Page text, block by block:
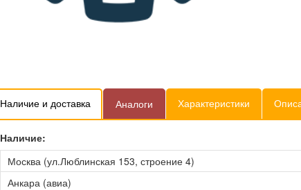
Наличие и доставка Аналоги Характеристики
Наличие:
Москва (ул.Люблинская 153, строение 4)
Анкара (авиа)